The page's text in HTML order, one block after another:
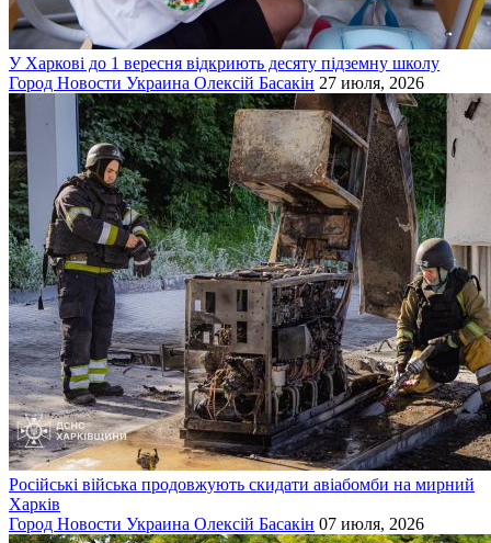
У Харкові до 1 вересня відкриють десяту підземну школу
Город Новости Украина Олексій Басакін 27 июля, 2026
Російські війська продовжують скидати авіабомби на мирний
Харків
Город Новости Украина Олексій Басакін 07 июля, 2026